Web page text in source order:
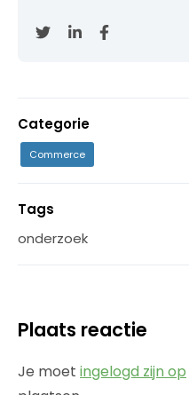
Categorie
Commerce
Tags
onderzoek
Plaats reactie
Je moet ingelogd zijn op